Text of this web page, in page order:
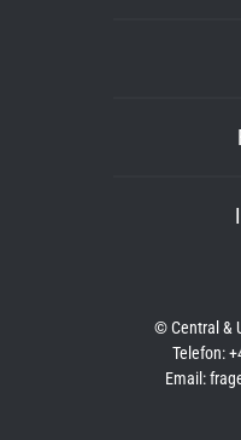
© Central &
Telefon:
Email: